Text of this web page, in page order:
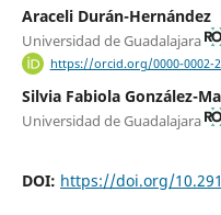
Araceli Durán-Hernández
Universidad de Guadalajara
https://orcid.org/0000-0002-
Silvia Fabiola González-
Universidad de Guadalajara
DOI: https://doi.org/